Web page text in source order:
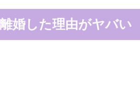
婚した理由がヤバい